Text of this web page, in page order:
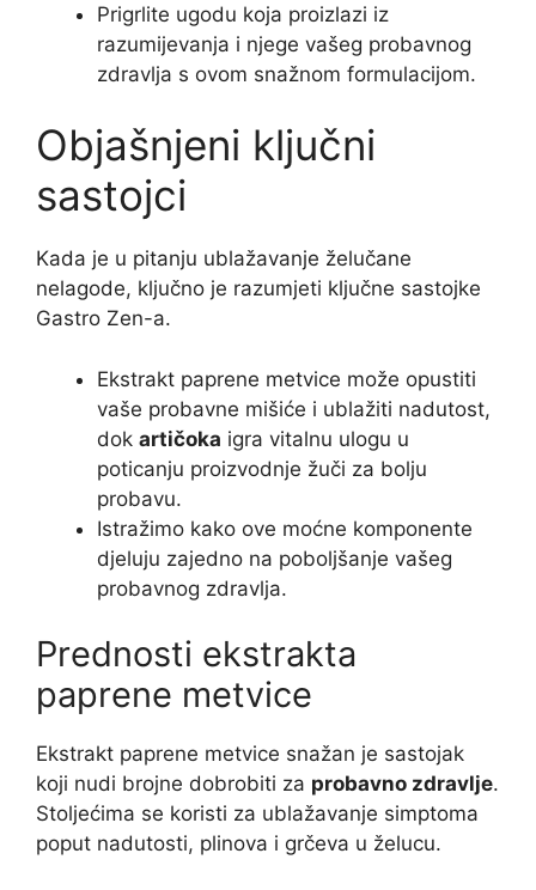
Prigrlite ugodu koja proizlazi iz
razumijevanja i njege vašeg probavnog
zdravlja s ovom snažnom formulacijom.
Objašnjeni ključni
sastojci
Kada je u pitanju ublažavanje želučane
nelagode, ključno je razumjeti ključne sastojke
Gastro Zen-a.
Ekstrakt paprene metvice može opustiti
vaše probavne mišiće i ublažiti nadutost,
dok artičoka igra vitalnu ulogu u
poticanju proizvodnje žuči za bolju
probavu.
Istražimo kako ove moćne komponente
djeluju zajedno na poboljšanje vašeg
probavnog zdravlja.
Prednosti ekstrakta
paprene metvice
Ekstrakt paprene metvice snažan je sastojak
koji nudi brojne dobrobiti za probavno zdravlje.
Stoljećima se koristi za ublažavanje simptoma
poput nadutosti, plinova i grčeva u želucu.